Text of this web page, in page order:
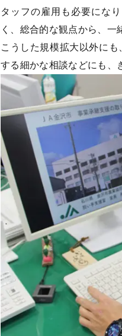
タッフの雇用も必要にな
く、総合的な観点から、一
こうした規模拡大以外に
する細かな相談などにも、